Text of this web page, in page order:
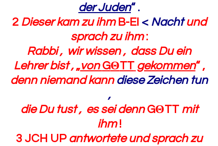
der Juden“ .
2 Dieser kam zu ihm B-EI < Nachtund
sprach zu ihm:
Rabbi , wir wissen , dass Du ein
Lehrer bist , „von GΘTTgekommen“ ,
denn niemand kann diese Zeichen tun
,
die Du tust , es sei denn GΘTTmit
ihm!
3 JCH UP antwortete und sprach zu